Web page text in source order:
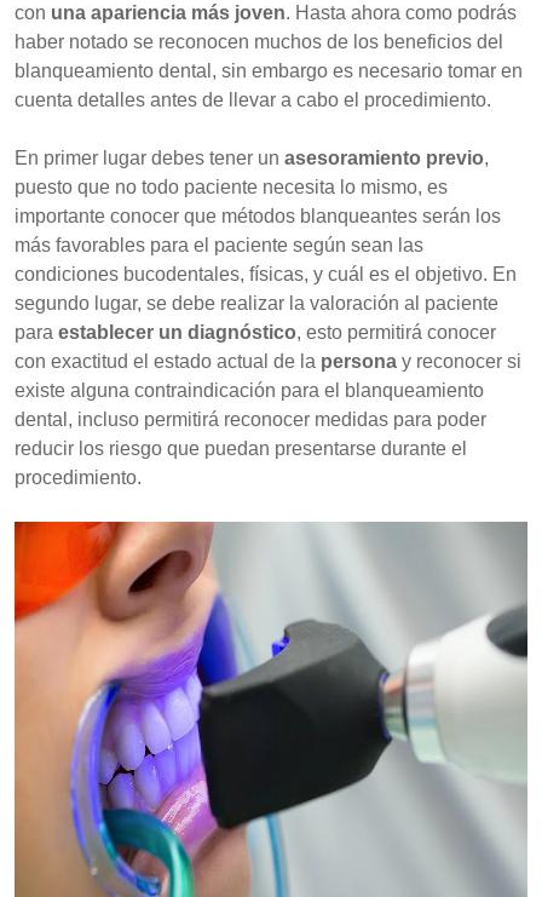
con una apariencia más joven. Hasta ahora como podrás
haber notado se reconocen muchos de los beneficios del
blanqueamiento dental, sin embargo es necesario tomar en
cuenta detalles antes de llevar a cabo el procedimiento.
En primer lugar debes tener un asesoramiento previo,
puesto que no todo paciente necesita lo mismo, es
importante conocer que métodos blanqueantes serán los
más favorables para el paciente según sean las
condiciones bucodentales, físicas, y cuál es el objetivo. En
segundo lugar, se debe realizar la valoración al paciente
para establecer un diagnóstico, esto permitirá conocer
con exactitud el estado actual de la persona y reconocer si
existe alguna contraindicación para el blanqueamiento
dental, incluso permitirá reconocer medidas para poder
reducir los riesgo que puedan presentarse durante el
procedimiento.